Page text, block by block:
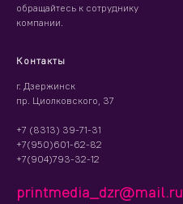
обращайтесь к сотруднику
компании.
Контакты
г. Дзержинск
пр. Циолковского, 37
+7 (8313) 39-71-31
+7(950)601-62-82
+7(904)793-32-12
printmedia_dzr@mail.ru